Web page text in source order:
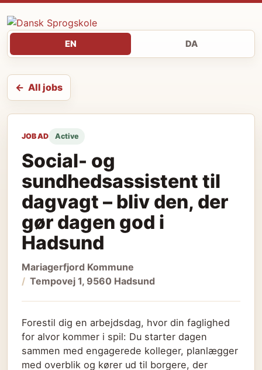
EN DA
All jobs
JOB AD Active
Social- og
sundhedsassistent til
dagvagt – bliv den, der
gør dagen god i
Hadsund
Mariagerfjord Kommune
Tempovej 1, 9560 Hadsund
Forestil dig en arbejdsdag, hvor din faglighed
for alvor kommer i spil: Du starter dagen
sammen med engagerede kolleger, planlægger
med overblik og kører ud til borgere, der